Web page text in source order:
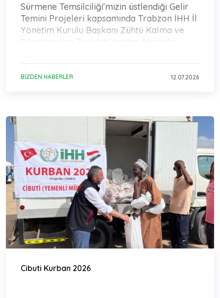
Sürmene Temsilciliği’mizin üstlendiği Gelir
Temini Projeleri kapsamında Trabzon İHH İl
Yönetim Kurulu Başkanı Zühtü Kalma ve
Sürmene İlçe Teşkilatı’mızdan Mustafa
BIZDEN HABERLER 12.07.2026
Cibuti Kurban 2026